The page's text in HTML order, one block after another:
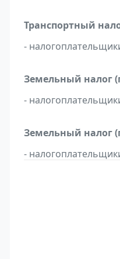
Транспортный
-
Земельный налог
-
Земельный налог
-